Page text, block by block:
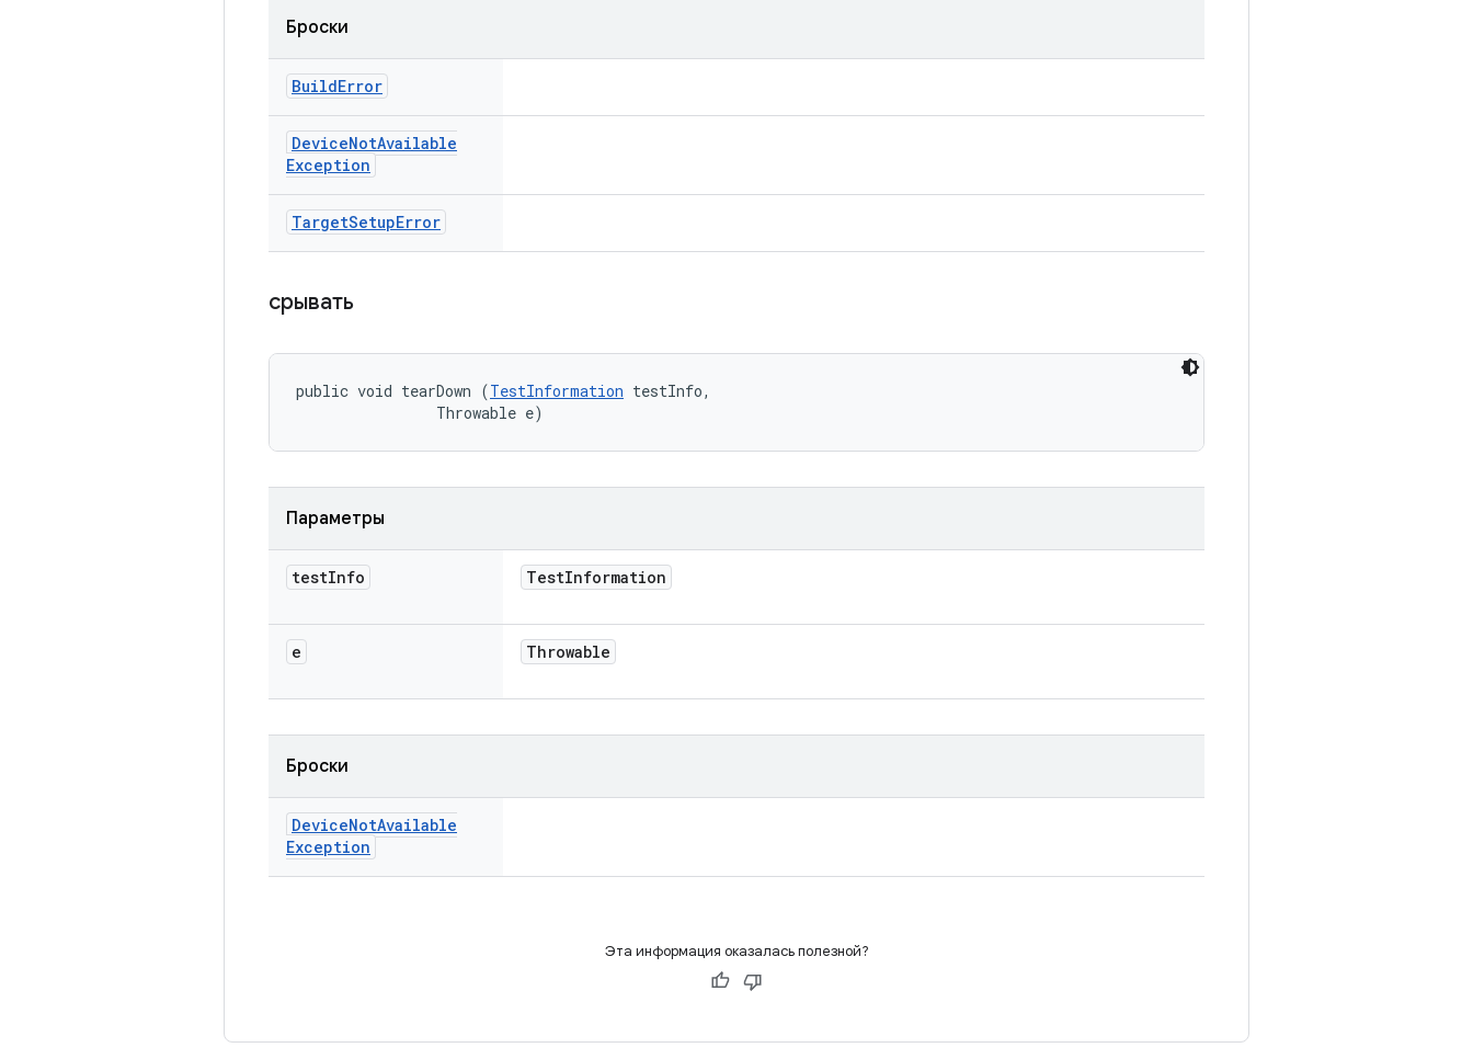
Броски
BuildError
DeviceNotAvailable
Exception
TargetSetupError
срывать
public void tearDown (TestInformation testInfo,
                Throwable e)
Параметры
testInfo TestInformation
e Throwable
Броски
DeviceNotAvailable
Exception
Эта информация оказалась полезной?